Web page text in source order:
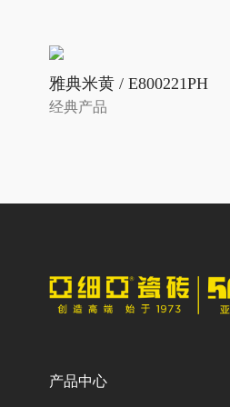
雅典米黄 / E800221PH
经典产品
产品中心